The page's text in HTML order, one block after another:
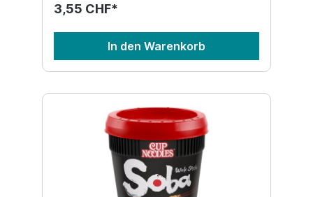
3,55 CHF*
In den Warenkorb